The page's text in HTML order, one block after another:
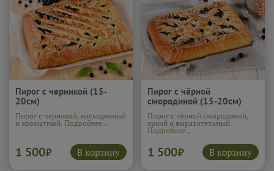
Пирог с черникой (15-
20см)
Пирог с черникой, насыщенный
и ароматный. Подробнее...
1 500₽ В корзину
Пирог с чёрной
смородиной (15-20см)
Пирог с чёрной смородиной,
яркий и выразительный.
Подробнее...
1 500₽ В корзину